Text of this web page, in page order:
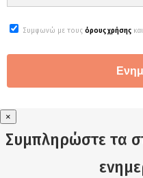
Συμφωνώ με τους όρους χρήσης
×
Συμπληρώστε τα